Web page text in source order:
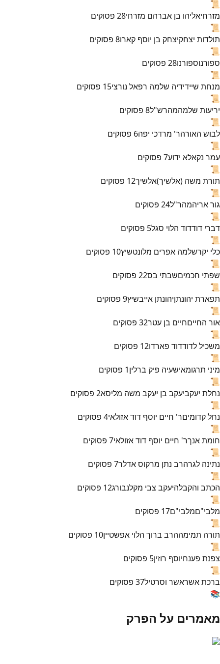
📜
מזרחיאליהו בן אברהם מזרחי28 פסוקים
📜
תולדות יצחקיצחק בן יוסף קארו8 פסוקים
📜
ספורנוספורנו28 פסוקים
📜
מנחת שיידידיה שלמה רפאל נורצי15 פסוקים
📜
יריעות שלמהמהרש"ל8 פסוקים
📜
לבוש האורהר' מרדכי יפה6 פסוקים
📜
עמר נקאלא ידוע7 פסוקים
📜
תורת משה (אלשיך)אלשיך12 פסוקים
📜
גור אריהמהר"ל24 פסוקים
📜
דברי דודדוד הלוי סגל5 פסוקים
📜
כלי יקרשלמה אפרים מלונטשיץ10 פסוקים
📜
שפתי חכמיםשבתי בס22 פסוקים
📜
תפארת יהונתןיהונתן אייבשיץ9 פסוקים
📜
אור החייםחיים בן עטר32 פסוקים
📜
משכיל לדודדוד פארדו12 פסוקים
📜
מיני תרגומאישעיה פיק ברלין1 פסוקים
📜
נחלת יעקביעקב בן יעקב משה מליסא2 פסוקים
📜
נחל קדומיםר' חיים יוסף דוד אזולאי4 פסוקים
📜
חומת אנךר' חיים יוסף דוד אזולאי7 פסוקים
📜
נתינה לגרהרב נתן מרקוס אדלר7 פסוקים
📜
הכתב והקבלהיעקב צבי מקלנבורג12 פסוקים
📜
מלבי"םמלבי"ם17 פסוקים
📜
תורה תמימההרב ברוך הלוי אפשטיין10 פסוקים
📜
צפנת פענחיוסף רוזין5 פסוקים
📜
ברכת אשראשר וסרטיל37 פסוקים
📚
מאמרים על הפרק